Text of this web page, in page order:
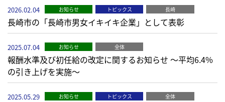
2026.02.04 お知らせ トピックス 長崎
長崎市の「長崎市男女イキイキ企業」として表彰
2025.07.04 お知らせ 全体
報酬水準及び初任給の改定に関するお知らせ ～平均6.4%
の引き上げを実施～
2025.05.29 お知らせ トピックス
全体